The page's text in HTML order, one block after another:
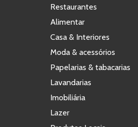
Restaurantes
Alimentar
Casa & Interiores
Moda & acessórios
Papelarias & tabacarias
Lavandarias
Imobiliária
Lazer